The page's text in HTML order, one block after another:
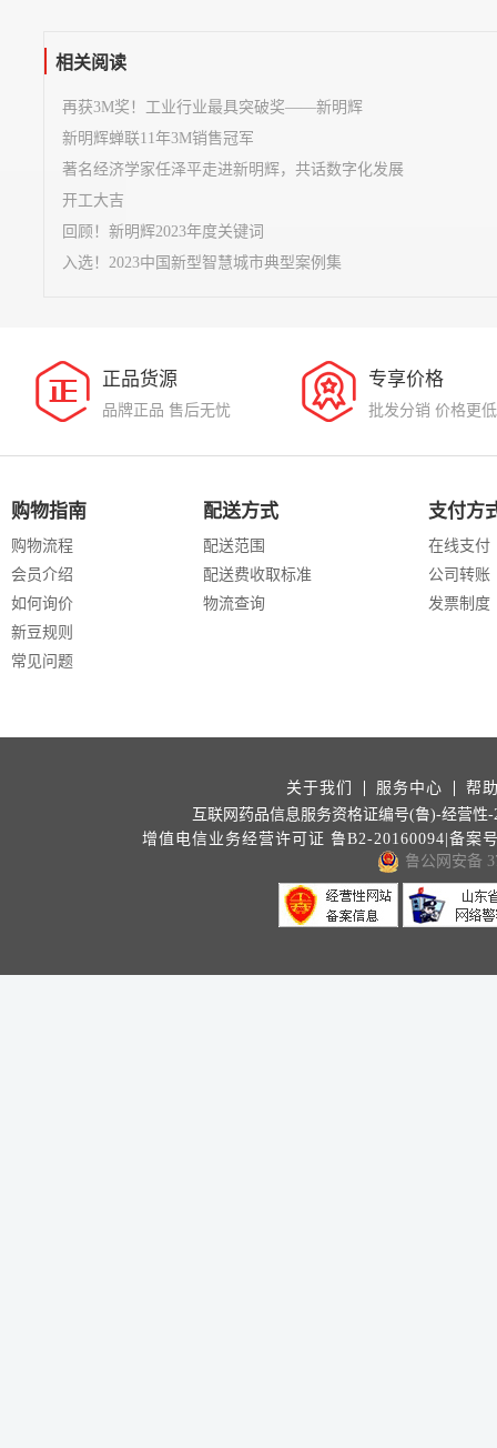
相关阅读
再获3M奖！工业行业最具突破奖——新明辉
新明辉蝉联11年3M销售冠军
著名经济学家任泽平走进新明辉，共话数字化发展
开工大吉
回顾！新明辉2023年度关键词
入选！2023中国新型智慧城市典型案例集
正品货源
品牌正品 售后无忧
专享价格
批发分销 价格更低
购物指南
购物流程
会员介绍
如何询价
新豆规则
常见问题
配送方式
配送范围
配送费收取标准
物流查询
支付方
在线支付
公司转账
发票制度
关于我们 服务中心
帮
互联网药品信息服务资格证编号(鲁)-经营性-
增值电信业务经营许可证 鲁B2-20160094|备案
鲁公网安备